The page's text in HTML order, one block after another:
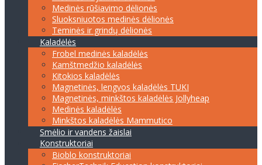
Medinės rūšiavimo dėlionės
Sluoksniuotos medinės dėlionės
Teminės ir grindų dėlionės
Kaladėlės
Frobel medinės kaladėlės
Kamštmedžio kaladėlės
Kitokios kaladėlės
Magnetinės, lengvos kaladėlės TUKI
Magnetinės, minkštos kaladėlės Jollyheap
Medinės kaladėlės
Minkštos kaladėlės Mammutico
Smėlio ir vandens žaislai
Konstruktoriai
Bioblo konstruktoriai